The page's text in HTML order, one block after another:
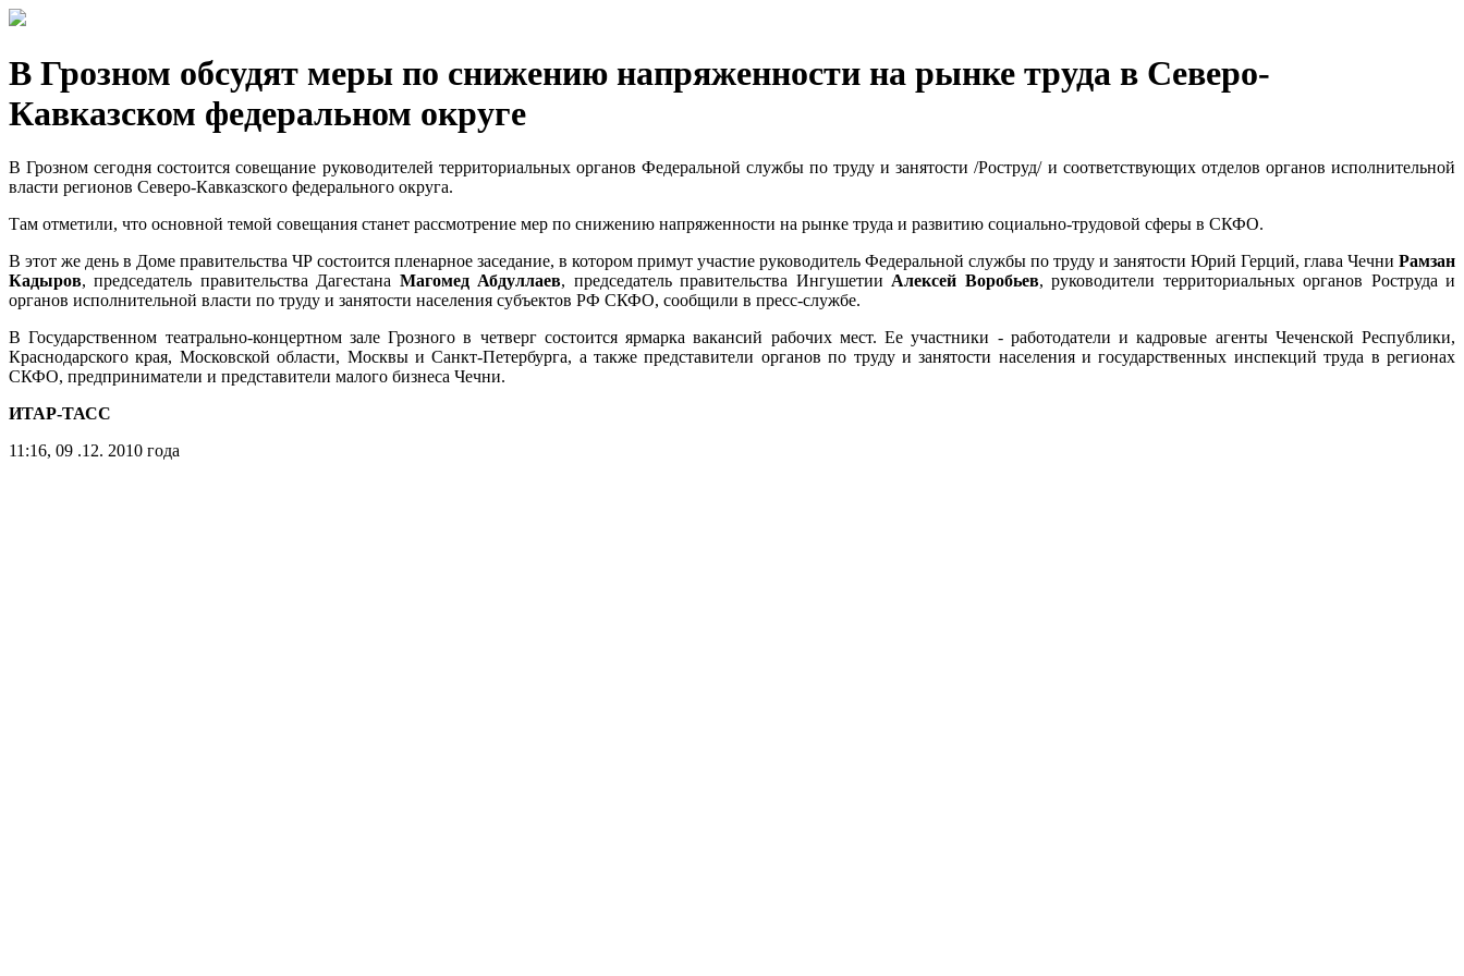
В Грозном обсудят меры по снижению напряженности на рынке труда в Северо-
Кавказском федеральном округе
В Грозном сегодня состоится совещание руководителей территориальных органов Федеральной службы по труду и занятости /Роструд/ и соответствующих отделов органов исполнительной
власти регионов Северо-Кавказского федерального округа.
Там отметили, что основной темой совещания станет рассмотрение мер по снижению напряженности на рынке труда и развитию социально-трудовой сферы в СКФО.
В этот же день в Доме правительства ЧР состоится пленарное заседание, в котором примут участие руководитель Федеральной службы по труду и занятости Юрий Герций, глава Чечни Рамзан
Кадыров, председатель правительства Дагестана Магомед Абдуллаев, председатель правительства Ингушетии Алексей Воробьев, руководители территориальных органов Роструда и
органов исполнительной власти по труду и занятости населения субъектов РФ СКФО, сообщили в пресс-службе.
В Государственном театрально-концертном зале Грозного в четверг состоится ярмарка вакансий рабочих мест. Ее участники - работодатели и кадровые агенты Чеченской Республики,
Краснодарского края, Московской области, Москвы и Санкт-Петербурга, а также представители органов по труду и занятости населения и государственных инспекций труда в регионах
СКФО, предприниматели и представители малого бизнеса Чечни.
ИТАР-ТАСС
11:16, 09 .12. 2010 года